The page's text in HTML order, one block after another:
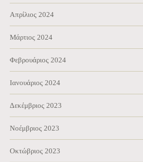
Απρίλιος 2024
Μάρτιος 2024
Φεβρουάριος 2024
Ιανουάριος 2024
Δεκέμβριος 2023
Νοέμβριος 2023
Οκτώβριος 2023